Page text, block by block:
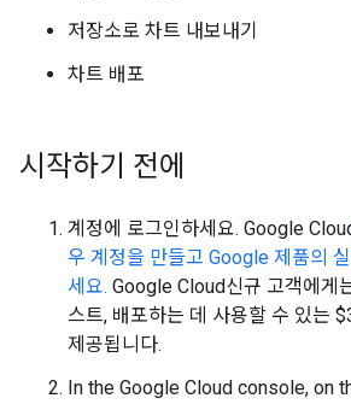
저장소로 차트 내보내기
차트 배포
시작하기 전에
계정에 로그인하세요. Google
우 계정을 만들고 Google 제품의
세요. Google Cloud신규 고객에게
스트, 배포하는 데 사용할 수 있는
제공됩니다.
In the Google Cloud console, on